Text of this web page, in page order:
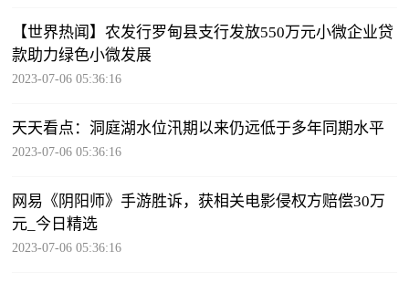
【世界热闻】农发行罗甸县支行发放550万元小微企业贷
款助力绿色小微发展
2023-07-06 05:36:16
天天看点：洞庭湖水位汛期以来仍远低于多年同期水平
2023-07-06 05:36:16
网易《阴阳师》手游胜诉，获相关电影侵权方赔偿30万
元_今日精选
2023-07-06 05:36:16